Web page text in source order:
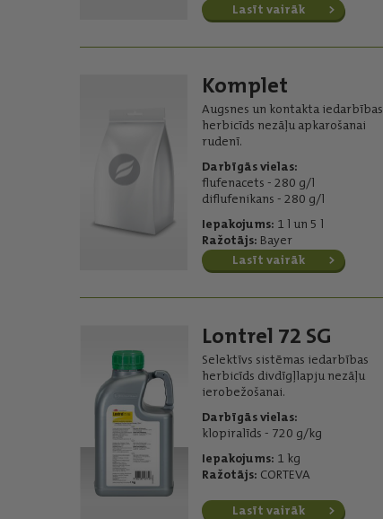
Lasīt vairāk
Komplet
Augsnes un kontakta iedarbības
herbicīds nezāļu apkarošanai
rudenī.
Darbīgās vielas:
flufenacets - 280 g/l
diflufenikans - 280 g/l
Iepakojums: 1 l un 5 l
Ražotājs: Bayer
Lasīt vairāk
Lontrel 72 SG
Selektīvs sistēmas iedarbības
herbicīds divdīgļlapju nezāļu
ierobežošanai.
Darbīgās vielas:
klopiralīds - 720 g/kg
Iepakojums: 1 kg
Ražotājs: CORTEVA
Lasīt vairāk